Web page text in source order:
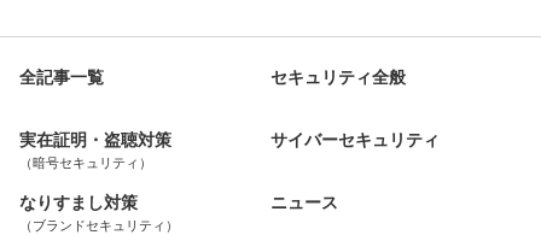
全記事一覧 セキュリティ全般
実在証明・盗聴対策
（暗号セキュリティ）
サイバーセキュリティ
なりすまし対策
（ブランドセキュリティ）
ニュース